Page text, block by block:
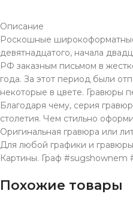
Описание
Роскошные
девятнадцатого, начала
РФ заказным письмом в
года. За этот период были
некоторые в цвете. Гравюры
Благодаря чему, серия
столетия. Чем стильно
Оригинальная гравюра или
Для любой графики и
Картины. Граф #sugshownem
Похожие товары